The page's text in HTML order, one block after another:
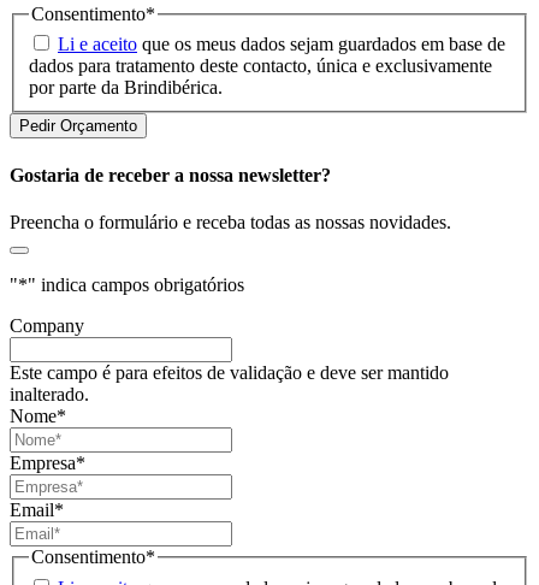
Consentimento*
Li e aceito que os meus dados sejam guardados em base de
dados para tratamento deste contacto, única e exclusivamente
por parte da Brindibérica.
Gostaria de receber a nossa newsletter?
Preencha o formulário e receba todas as nossas novidades.
"*" indica campos obrigatórios
Company
Este campo é para efeitos de validação e deve ser mantido
inalterado.
Nome*
Empresa*
Email*
Consentimento*